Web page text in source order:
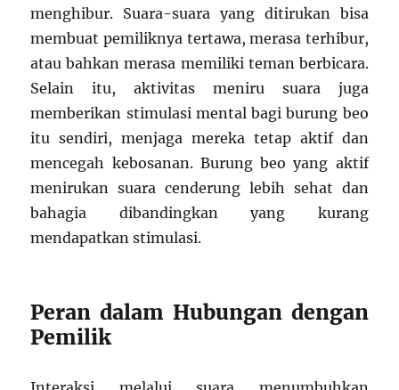
menghibur. Suara-suara yang ditirukan bisa
membuat pemiliknya tertawa, merasa terhibur,
atau bahkan merasa memiliki teman berbicara.
Selain itu, aktivitas meniru suara juga
memberikan stimulasi mental bagi burung beo
itu sendiri, menjaga mereka tetap aktif dan
mencegah kebosanan. Burung beo yang aktif
menirukan suara cenderung lebih sehat dan
bahagia dibandingkan yang kurang
mendapatkan stimulasi.
Peran dalam Hubungan dengan
Pemilik